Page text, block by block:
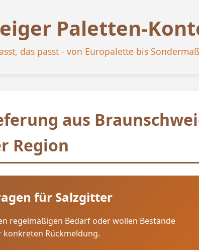
Paletten-
das passt - von Europalette bis Sondermaß
aus
Region
für Salzgitter
regelmäßigen Bedarf oder wollen Bestände
konkreten Rückmeldung.